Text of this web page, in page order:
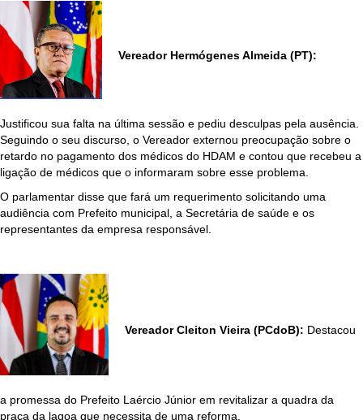
Vereador Hermógenes Almeida (PT):
Justificou sua falta na última sessão e pediu desculpas pela ausência.
Seguindo o seu discurso, o Vereador externou preocupação sobre o
retardo no pagamento dos médicos do HDAM e contou que recebeu a
ligação de médicos que o informaram sobre esse problema.
O parlamentar disse que fará um requerimento solicitando uma
audiência com Prefeito municipal, a Secretária de saúde e os
representantes da empresa responsável.
Vereador Cleiton Vieira (PCdoB): Destacou
a promessa do Prefeito Laércio Júnior em revitalizar a quadra da
praça da lagoa que necessita de uma reforma.